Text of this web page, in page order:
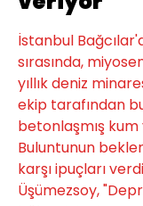
İstanbul
sırasında,
yıllık deniz
ekip tarafından
betonlaşmış kum
Buluntunun
karşı ipuçları
Üşümezsoy,